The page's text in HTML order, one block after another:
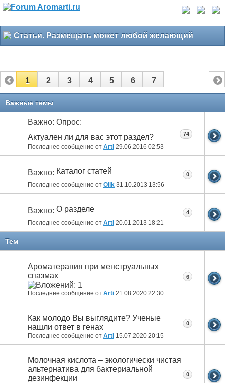
Статьи. Размещать может любой желающий
1 2 3 4 5 6 7
Важные темы
Важно: Опрос:
Актуален ли для вас этот раздел?
Последнее сообщение от Arti 29.06.2016 02:53
74
Важно: Каталог статей
Последнее сообщение от Olik 31.10.2013 13:56
0
Важно: О разделе
Последнее сообщение от Arti 20.01.2013 18:21
4
Тем
Ароматерапия при менструальных
спазмах
Последнее сообщение от Arti 21.08.2020 22:30
6
Как молодо Вы выглядите? Ученые
нашли ответ в генах
Последнее сообщение от Arti 15.07.2020 20:15
0
Молочная кислота – экологически чистая
альтернатива для бактериальной
дезинфекции
0